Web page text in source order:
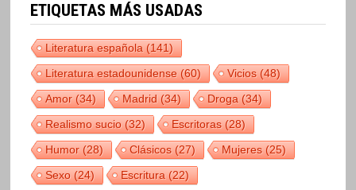
ETIQUETAS MÁS USADAS
Literatura española(141)
Literatura estadounidense(60) Vicios(48)
Amor(34) Madrid(34) Droga(34)
Realismo sucio(32) Escritoras(28)
Humor(28) Clásicos(27) Mujeres(25)
Sexo(24) Escritura(22)